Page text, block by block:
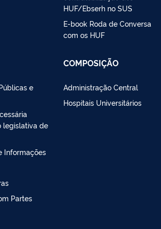
HUF/Ebserh no SUS
E-book Roda de Conversa
com os HUF
e
legislativa de
Informações
Partes
COMPOSIÇÃO
Administração Central
Hospitais Universitários